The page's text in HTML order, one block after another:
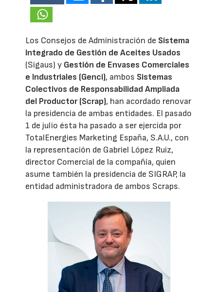
Los Consejos de Administración de Sistema
Integrado de Gestión de Aceites Usados
(Sigaus) y Gestión de Envases Comerciales
e Industriales (Genci), ambos Sistemas
Colectivos de Responsabilidad Ampliada
del Productor (Scrap), han acordado renovar
la presidencia de ambas entidades. El pasado
1 de julio ésta ha pasado a ser ejercida por
TotalEnergies Marketing España, S.A.U., con
la representación de Gabriel López Ruiz,
director Comercial de la compañía, quien
asume también la presidencia de SIGRAP, la
entidad administradora de ambos Scraps.